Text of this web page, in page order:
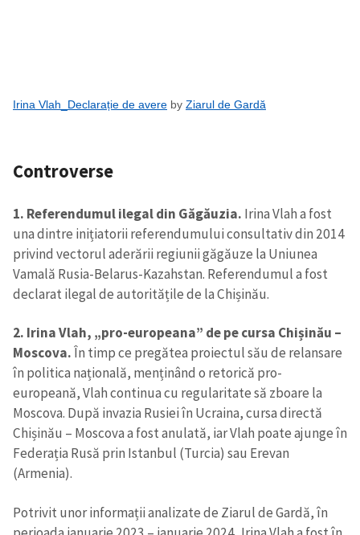
Irina Vlah_Declarație de avere by Ziarul de Gardă
Controverse
1. Referendumul ilegal din Găgăuzia. Irina Vlah a fost
una dintre inițiatorii referendumului consultativ din 2014
privind vectorul aderării regiunii găgăuze la Uniunea
Vamală Rusia-Belarus-Kazahstan. Referendumul a fost
declarat ilegal de autoritățile de la Chișinău.
2. Irina Vlah, „pro-europeana” de pe cursa Chișinău –
Moscova.În timp ce pregătea proiectul său de relansare
în politica națională, menținând o retorică pro-
europeană, Vlah continua cu regularitate să zboare la
Moscova. După invazia Rusiei în Ucraina, cursa directă
Chișinău – Moscova a fost anulată, iar Vlah poate ajunge în
Federația Rusă prin Istanbul (Turcia) sau Erevan
(Armenia).
Potrivit unor informații analizate de Ziarul de Gardă, în
ȘTIREA MEA
Fotografie
+ Încarcă imagine